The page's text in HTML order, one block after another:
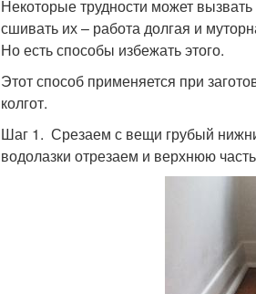
Некоторые трудности может
сшивать их – работа долгая и
Но есть способы избежать этого.
Этот способ применяется при
колгот.
Шаг 1. Срезаем с вещи грубый
водолазки отрезаем и верхнюю